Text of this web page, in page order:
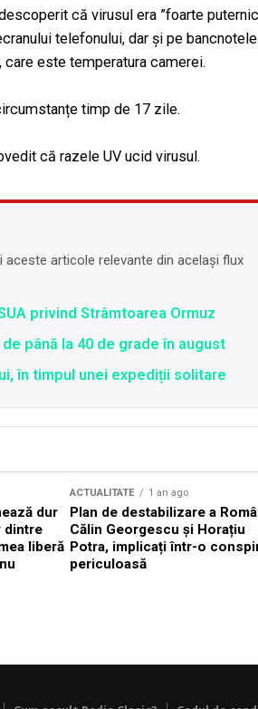
că virusul era ”foarte
telefonului, dar și pe
este temperatura camerei.
timp de 17 zile.
că razele UV ucid virusul.
articole relevante din același flux
privind Strâmtoarea Ormuz
până la 40 de grade în august
în timpul unei expediții solitare
dur
dintre
liberă
ACTUALITATE 1 an ago
Plan de destabilizare a
Călin Georgescu și Horațiu
Potra, implicați într-o
periculoasă